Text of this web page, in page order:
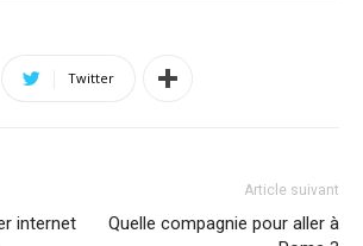
Twitter
internet
Article suivant
Quelle compagnie pour aller à